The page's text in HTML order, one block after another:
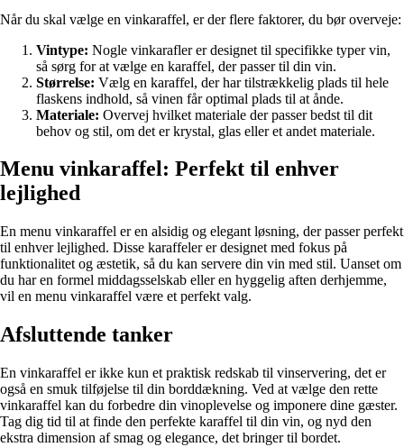
Når du skal vælge en vinkaraffel, er der flere faktorer, du bør overveje:
Vintype: Nogle vinkarafler er designet til specifikke typer vin,
så sørg for at vælge en karaffel, der passer til din vin.
Størrelse: Vælg en karaffel, der har tilstrækkelig plads til hele
flaskens indhold, så vinen får optimal plads til at ånde.
Materiale: Overvej hvilket materiale der passer bedst til dit
behov og stil, om det er krystal, glas eller et andet materiale.
Menu vinkaraffel: Perfekt til enhver
lejlighed
En menu vinkaraffel er en alsidig og elegant løsning, der passer perfekt
til enhver lejlighed. Disse karaffeler er designet med fokus på
funktionalitet og æstetik, så du kan servere din vin med stil. Uanset om
du har en formel middagsselskab eller en hyggelig aften derhjemme,
vil en menu vinkaraffel være et perfekt valg.
Afsluttende tanker
En vinkaraffel er ikke kun et praktisk redskab til vinservering, det er
også en smuk tilføjelse til din borddækning. Ved at vælge den rette
vinkaraffel kan du forbedre din vinoplevelse og imponere dine gæster.
Tag dig tid til at finde den perfekte karaffel til din vin, og nyd den
ekstra dimension af smag og elegance, det bringer til bordet.